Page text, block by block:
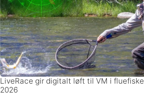
LiveRace gir digitalt løft til VM i fluefiske
2026